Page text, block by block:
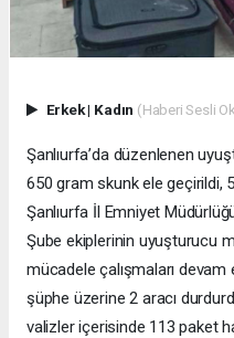
Erkek| Kadın (Haberi Sesli
Şanlıurfa’da düzenlenen
650 gram skunk ele geçirildi, 5
Şanlıurfa İl Emniyet
Şube ekiplerinin uyuşturucu
mücadele çalışmaları
şüphe üzerine 2 aracı
valizler içerisinde 113 paket